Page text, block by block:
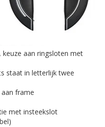
keuze aan ringsloten met
staat in letterlijk twee
frame
met insteekslot